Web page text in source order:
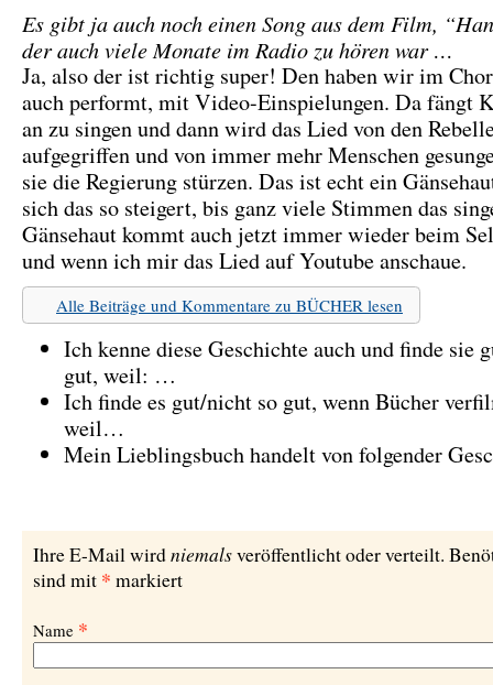
Es gibt ja auch noch einen Song aus dem Film,
der auch viele Monate im Radio zu hören war …
Ja, also der ist richtig super! Den haben wir im
auch performt, mit Video-Einspielungen. Da fängt
an zu singen und dann wird das Lied von den
aufgegriffen und von immer mehr Menschen
sie die Regierung stürzen. Das ist echt ein
sich das so steigert, bis ganz viele Stimmen das
Gänsehaut kommt auch jetzt immer wieder beim
und wenn ich mir das Lied auf Youtube anschaue.
Alle Beiträge und Kommentare zu BÜCHER lesen
Ich kenne diese Geschichte auch und finde sie
gut, weil: …
Ich finde es gut/nicht so gut, wenn Bücher
weil…
Mein Lieblingsbuch handelt von folgender
Ihre E-Mail wirdniemalsveröffentlicht oder verteilt.
sind mit * markiert
Name *